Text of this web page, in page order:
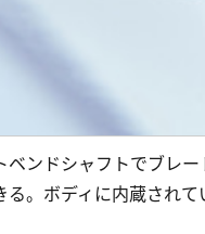
ベンドシャフトでブレ
る。ボディに内蔵され